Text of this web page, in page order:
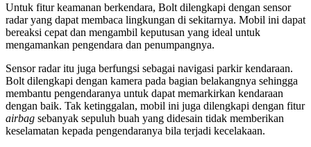
Untuk fitur keamanan berkendara, Bolt dilengkapi dengan sensor
radar yang dapat membaca lingkungan di sekitarnya. Mobil ini dapat
bereaksi cepat dan mengambil keputusan yang ideal untuk
mengamankan pengendara dan penumpangnya.
Sensor radar itu juga berfungsi sebagai navigasi parkir kendaraan.
Bolt dilengkapi dengan kamera pada bagian belakangnya sehingga
membantu pengendaranya untuk dapat memarkirkan kendaraan
dengan baik. Tak ketinggalan, mobil ini juga dilengkapi dengan fitur
airbag sebanyak sepuluh buah yang didesain tidak memberikan
keselamatan kepada pengendaranya bila terjadi kecelakaan.